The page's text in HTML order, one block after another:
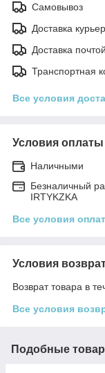
Самовывоз
Доставка
Доставка почтой
Транспортная
Все условия
Условия оплаты
Наличными
Безналичный
IRTYKZKA
Все условия
Условия
Возврат товара в
Все условия
Подобные